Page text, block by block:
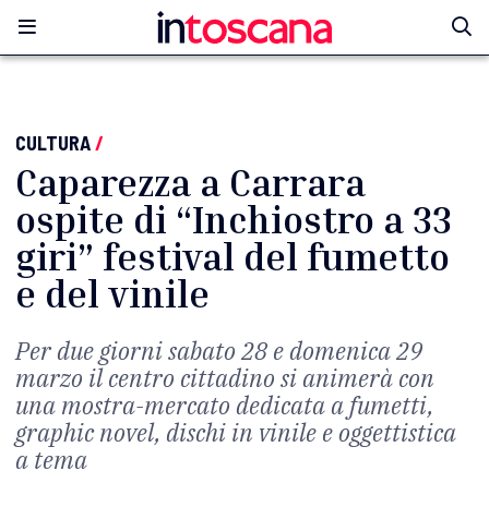
CULTURA/
Caparezza a Carrara
ospite di “Inchiostro a 33
giri” festival del fumetto
e del vinile
Per due giorni sabato 28 e domenica 29
marzo il centro cittadino si animerà con
una mostra-mercato dedicata a fumetti,
graphic novel, dischi in vinile e oggettistica
a tema